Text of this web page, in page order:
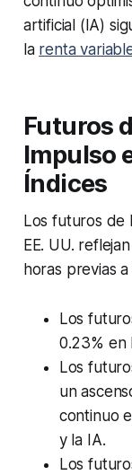
artificial (IA)
la renta
Futuros
Impulso
Índices
Los futuros de
EE. UU.
horas previas
Los
0.23% en
Los
un
continuo
y la IA.
Los